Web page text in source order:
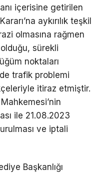
içerisine getirilen
aykırılık teşkil
olmasına rağmen
olduğu, sürekli
noktaları
trafik problemi
itiraz etmiştir.
ile 21.08.2023
ve iptali
Başkanlığı